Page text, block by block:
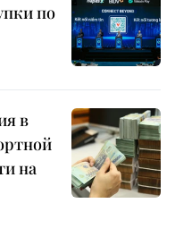
по
в
на